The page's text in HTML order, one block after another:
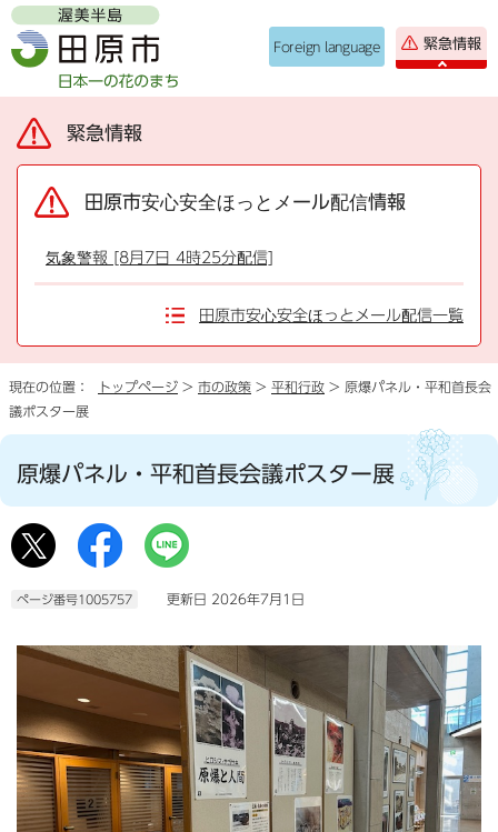
Foreign language 緊急情報
緊急情報
田原市安心安全ほっとメール配信情報
気象警報 [8月7日 4時25分配信]
田原市安心安全ほっとメール配信一覧
現在の位置： トップページ > 市の政策 > 平和行政 > 原爆パネル・平和首長会
議ポスター展
原爆パネル・平和首長会議ポスター展
ページ番号1005757 更新日 2026年7月1日